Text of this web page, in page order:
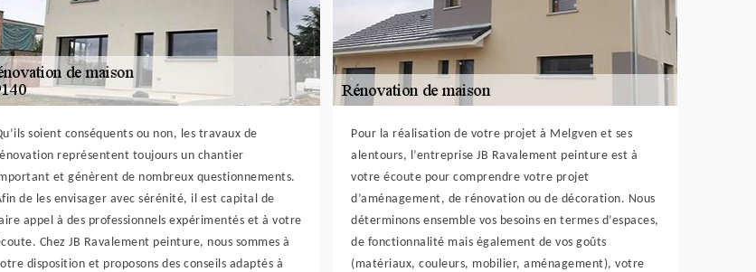
soient conséquents ou non, les travaux de
représentent toujours un chantier
et génèrent de nombreux questionnements.
de les envisager avec sérénité, il est capital de
appel à des professionnels expérimentés et à votre
Chez JB Ravalement peinture, nous sommes à
disposition et proposons des conseils adaptés à
Pour la réalisation de votre projet à Melgven et ses
alentours, l’entreprise JB Ravalement peinture est à
votre écoute pour comprendre votre projet
d’aménagement, de rénovation ou de décoration. Nous
déterminons ensemble vos besoins en termes d’espaces,
de fonctionnalité mais également de vos goûts
(matériaux, couleurs, mobilier, aménagement), votre